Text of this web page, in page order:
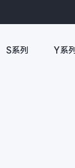
S系列 Y系列